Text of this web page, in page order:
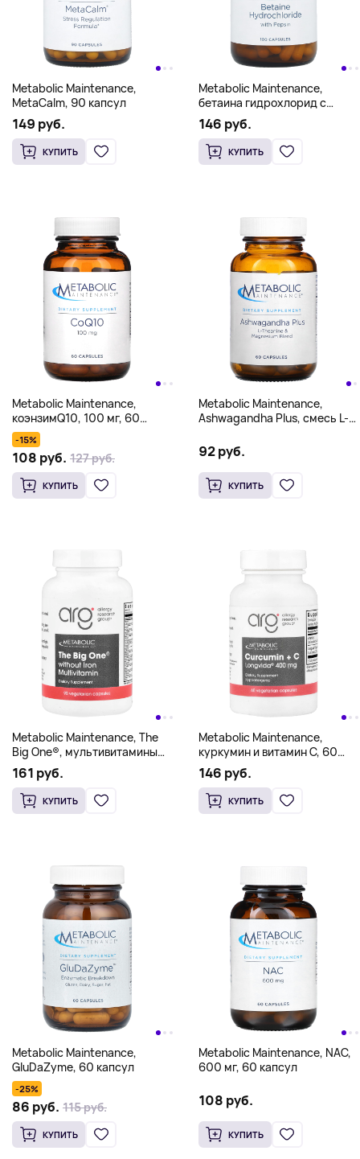
Metabolic Maintenance,
MetaCalm, 90 капсул
149 руб.
КУПИТЬ
Metabolic Maintenance,
бетаина гидрохлорид с
пепсином, 100 капсул
146 руб.
КУПИТЬ
Metabolic Maintenance,
коэнзимQ10, 100 мг, 60
капсул
-15%
108 руб. 127 руб.
КУПИТЬ
Metabolic Maintenance,
Ashwagandha Plus, смесь L-
92 руб.
КУПИТЬ
Metabolic Maintenance, The
Big One®, мультивитамины
без железа, 90
вегетарианских капсул
161 руб.
КУПИТЬ
Metabolic Maintenance,
куркумин и витамин C, 60
вегетарианских капсул
146 руб.
КУПИТЬ
Metabolic Maintenance,
GluDaZyme, 60 капсул
-25%
86 руб. 115 руб.
КУПИТЬ
Metabolic Maintenance, NAC,
600 мг, 60 капсул
108 руб.
КУПИТЬ